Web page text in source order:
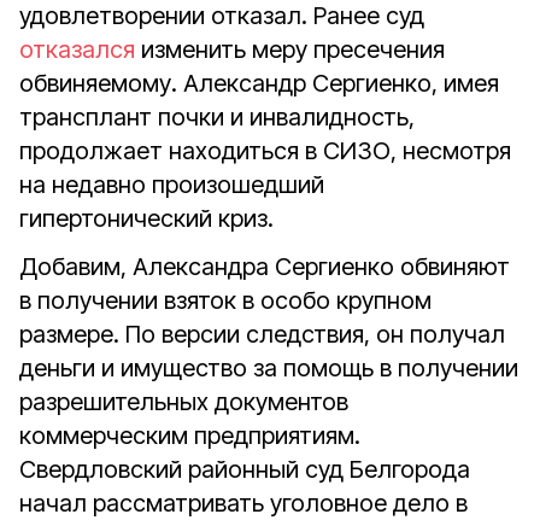
удовлетворении отказал. Ранее суд
отказался изменить меру пресечения
обвиняемому. Александр Сергиенко, имея
трансплант почки и инвалидность,
продолжает находиться в СИЗО, несмотря
на недавно произошедший
гипертонический криз.
Добавим, Александра Сергиенко обвиняют
в получении взяток в особо крупном
размере. По версии следствия, он получал
деньги и имущество за помощь в получении
разрешительных документов
коммерческим предприятиям.
Свердловский районный суд Белгорода
начал рассматривать уголовное дело в